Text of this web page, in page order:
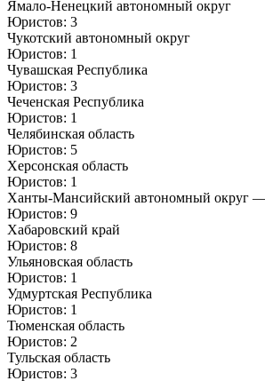
Ямало-Ненецкий автономный округ
Юристов: 3
Чукотский автономный округ
Юристов: 1
Чувашская Республика
Юристов: 3
Чеченская Республика
Юристов: 1
Челябинская область
Юристов: 5
Херсонская область
Юристов: 1
Ханты-Мансийский автономный округ
Юристов: 9
Хабаровский край
Юристов: 8
Ульяновская область
Юристов: 1
Удмуртская Республика
Юристов: 1
Тюменская область
Юристов: 2
Тульская область
Юристов: 3